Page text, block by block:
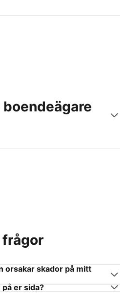
boendeägare
frågor
orsakar skador på mitt
er sida?